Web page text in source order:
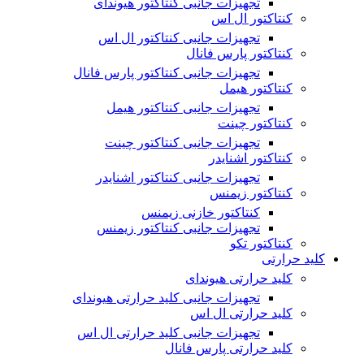
تجهیزات جانبی کنتاکتور هیوندای
کنتاکتور ال اس
تجهیزات جانبی کنتاکتور ال اس
کنتاکتور پارس فانال
تجهیزات جانبی کنتاکتور پارس فانال
کنتاکتور هیمل
تجهیزات جانبی کنتاکتور هیمل
کنتاکتور چینت
تجهیزات جانبی کنتاکتور چینت
کنتاکتور اشنایدر
تجهیزات جانبی کنتاکتور اشنایدر
کنتاکتور زیمنس
کنتاکتور خازنی زیمنس
تجهیزات جانبی کنتاکتور زیمنس
کنتاکتور تکو
کلید حرارتی
کلید حرارتی هیوندای
تجهیزات جانبی کلید حرارتی هیوندای
کلید حرارتی ال اس
تجهیزات جانبی کلید حرارتی ال اس
کلید حرارتی پارس فانال